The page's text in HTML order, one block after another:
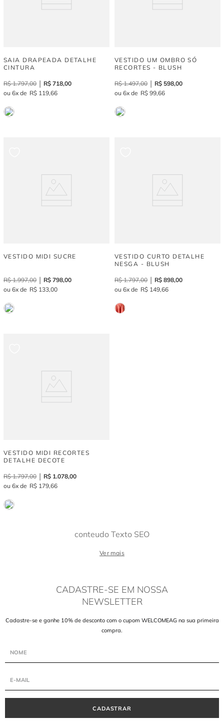
SAIA DRAPEADA DETALHE
CINTURA
R$ 1.797,00 R$ 718,00
6
R$ 119,66
VESTIDO UM OMBRO SÓ
RECORTES - BLUSH
R$ 1.497,00 R$ 598,00
6
R$ 99,66
VESTIDO MIDI SUCRE
R$ 1.997,00 R$ 798,00
6
R$ 133,00
VESTIDO CURTO DETALHE
NESGA - BLUSH
R$ 1.797,00 R$ 898,00
6
R$ 149,66
VESTIDO MIDI RECORTES
DETALHE DECOTE
R$ 1.797,00 R$ 1.078,00
6
R$ 179,66
conteudo Texto SEO
Ver mais
CADASTRE-SE EM NOSSA
NEWSLETTER
Cadastre-se e ganhe 10% de desconto com o cupom WELCOMEAG na sua primeira
compra.
CADASTRAR